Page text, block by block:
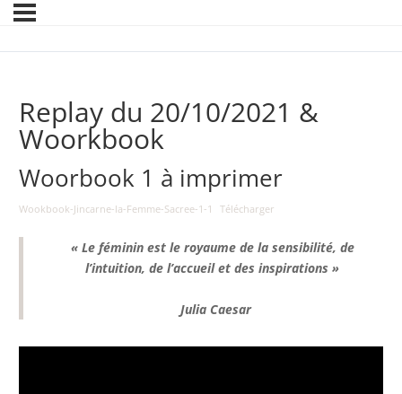
Replay du 20/10/2021 &
Woorkbook
Woorbook 1 à imprimer
Wookbook-Jincarne-la-Femme-Sacree-1-1 Télécharger
« Le féminin est le royaume de la sensibilité, de
l’intuition, de l’accueil et des inspirations »
Julia Caesar